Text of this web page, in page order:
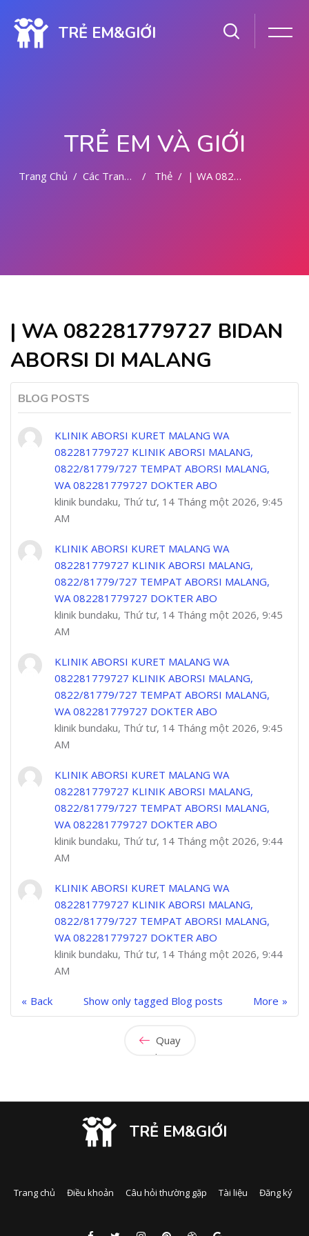
TRẺ EM&GIỚI
TRẺ EM VÀ GIỚI
Trang Chủ Các Trang Của Hệ Thống Thẻ | WA 082281779727 BIDAN ABORSI DI MALANG
| WA 082281779727 BIDAN
ABORSI DI MALANG
BLOG POSTS
KLINIK ABORSI KURET MALANG WA
082281779727 KLINIK ABORSI MALANG,
0822/81779/727 TEMPAT ABORSI MALANG,
WA 082281779727 DOKTER ABO
klinik bundaku, Thứ tư, 14 Tháng một 2026, 9:45
AM
KLINIK ABORSI KURET MALANG WA
082281779727 KLINIK ABORSI MALANG,
0822/81779/727 TEMPAT ABORSI MALANG,
WA 082281779727 DOKTER ABO
klinik bundaku, Thứ tư, 14 Tháng một 2026, 9:45
AM
KLINIK ABORSI KURET MALANG WA
082281779727 KLINIK ABORSI MALANG,
0822/81779/727 TEMPAT ABORSI MALANG,
WA 082281779727 DOKTER ABO
klinik bundaku, Thứ tư, 14 Tháng một 2026, 9:45
AM
KLINIK ABORSI KURET MALANG WA
082281779727 KLINIK ABORSI MALANG,
0822/81779/727 TEMPAT ABORSI MALANG,
WA 082281779727 DOKTER ABO
klinik bundaku, Thứ tư, 14 Tháng một 2026, 9:44
AM
KLINIK ABORSI KURET MALANG WA
082281779727 KLINIK ABORSI MALANG,
0822/81779/727 TEMPAT ABORSI MALANG,
WA 082281779727 DOKTER ABO
klinik bundaku, Thứ tư, 14 Tháng một 2026, 9:44
AM
Back More
Show only tagged Blog posts
Quay
lại
TRẺ EM&GIỚI
Trang chủ Điều khoản Câu hỏi thường gặp Tài liệu Đăng ký